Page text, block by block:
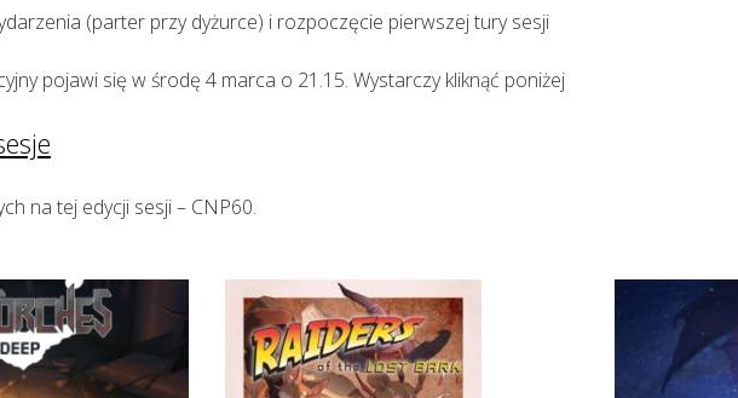
(parter przy dyżurce) i rozpoczęcie pierwszej tury sesji
pojawi się w środę 4 marca o 21.15. Wystarczy kliknąć poniżej
na tej edycji sesji – CNP60.